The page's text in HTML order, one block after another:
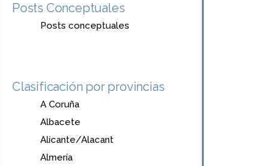
Posts Conceptuales
Posts conceptuales
Clasificación por provincias
A Coruña
Albacete
Alicante/Alacant
Almería